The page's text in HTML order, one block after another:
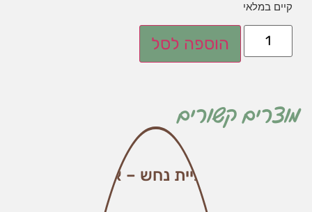
קיים במלאי
הוספה לסל
מוצרים קשורים
קוביית נחש – אזל